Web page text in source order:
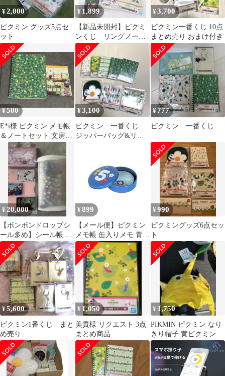
¥2,000
ピクミン グッズ5点セ
ット
¥ 1,899
【新品未開封】ピクミ
ンくじ リングノー
ト ジッパーバッグ6点
セット
¥3,700
ピクミン一番くじ 10点
まとめ売り おまけ付き
¥500
E*i様 ピクミン メモ帳
＆ノートセット 文房具
まとめ売り
¥3,100
ピクミン 一番くじ
ジッパーバッグ&リン
¥777
ピクミン 一番くじ
¥ 20,000
【ボンボンドロップシ
ール多め】シール帳 完
成品 3冊
¥ 899
【メール便】ピクミン
メモ帳 缶入りメモ 青ペ
レット サンスター文具
新学期準備文具 伝言 事
務用品 ゲームキャラク
ター グッズ
¥990
ピクミングッズ6点セッ
ト
¥5,600
ピクミン1番くじ まと
め売り
¥ 1,050
美貴様 リクエスト 3点
まとめ商品
¥ 1,750
PIKMIN ピクミン なり
きり帽子 黄ピクミン